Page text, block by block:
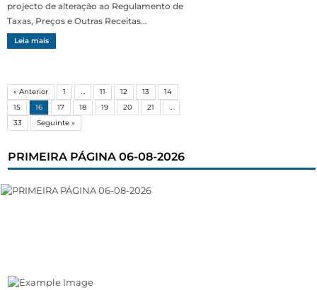
projecto de alteração ao Regulamento de
Taxas, Preços e Outras Receitas…
Leia mais
« Anterior 1 … 11 12 13
14
15
16 17 18 19 20 21
…
33
Seguinte »
PRIMEIRA PÁGINA 06-08-2026